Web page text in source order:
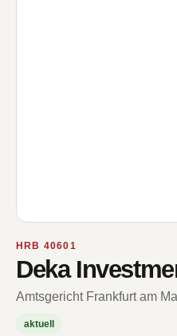
HRB 40601
Deka
Amtsgericht Frankfurt am
aktuell